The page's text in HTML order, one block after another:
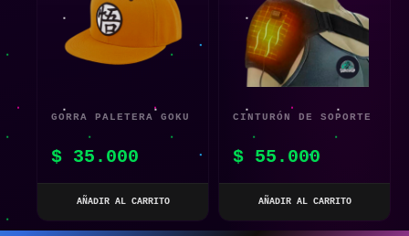
GORRA PALETERA GOKU
DRAGON BALL Z
NARANJA
$ 35.000
AÑADIR AL CARRITO
CINTURÓN DE SOPORTE
DE HOMBRO
CALEFACTOR
$ 55.000
AÑADIR AL CARRITO